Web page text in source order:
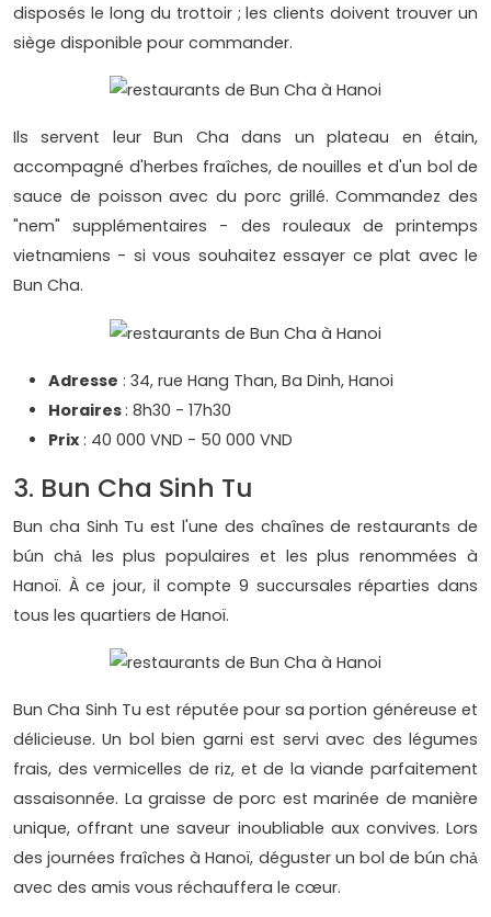
disposés le long du trottoir ; les clients doivent trouver un
siège disponible pour commander.
Ils servent leur Bun Cha dans un plateau en étain,
accompagné d'herbes fraîches, de nouilles et d'un bol de
sauce de poisson avec du porc grillé. Commandez des
"nem" supplémentaires - des rouleaux de printemps
vietnamiens - si vous souhaitez essayer ce plat avec le
Bun Cha.
Adresse : 34, rue Hang Than, Ba Dinh, Hanoi
Horaires: 8h30 - 17h30
Prix : 40 000 VND - 50 000 VND
3. Bun Cha Sinh Tu
Bun cha Sinh Tu est l'une des chaînes de restaurants de
bún chả les plus populaires et les plus renommées à
Hanoï. À ce jour, il compte 9 succursales réparties dans
tous les quartiers de Hanoï.
Bun Cha Sinh Tu est réputée pour sa portion généreuse et
délicieuse. Un bol bien garni est servi avec des légumes
frais, des vermicelles de riz, et de la viande parfaitement
assaisonnée. La graisse de porc est marinée de manière
unique, offrant une saveur inoubliable aux convives. Lors
des journées fraîches à Hanoï, déguster un bol de bún chả
avec des amis vous réchauffera le cœur.